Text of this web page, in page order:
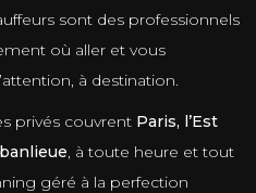
sont des professionnels
où aller et vous
à destination.
privés couvrent Paris, l’Est
, à toute heure et tout
géré à la perfection